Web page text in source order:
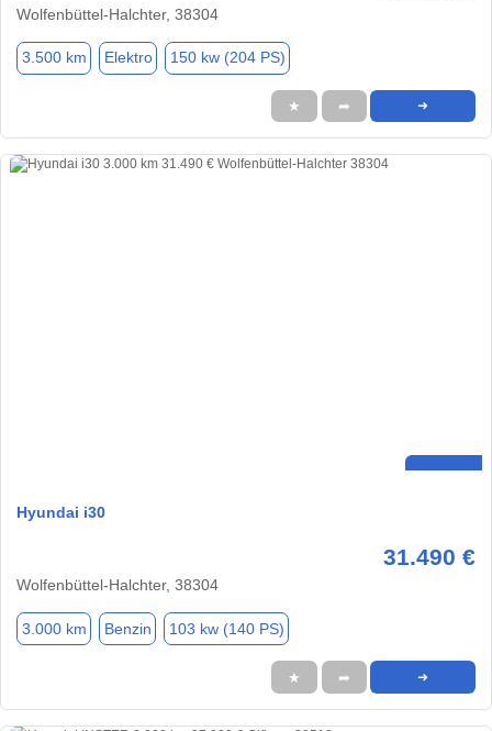
Wolfenbüttel-Halchter, 38304
3.500 km Elektro 150 kw (204 PS)
★ ➦ ➜
Hyundai i30
31.490 €
Wolfenbüttel-Halchter, 38304
3.000 km Benzin 103 kw (140 PS)
★ ➦ ➜